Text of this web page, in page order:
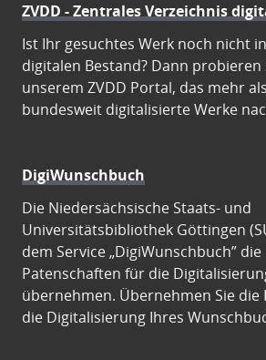
ZVDD - Zentrales Verzeichnis
Ist Ihr gesuchtes Werk noch nicht
digitalen Bestand? Dann probieren
unserem ZVDD Portal, das mehr
bundesweit digitalisierte Werke
DigiWunschbuch
Die Niedersächsische Staats- und
Universitätsbibliothek Göttingen
dem Service „DigiWunschbuch”
Patenschaften für die
übernehmen. Übernehmen Sie die
die Digitalisierung Ihres